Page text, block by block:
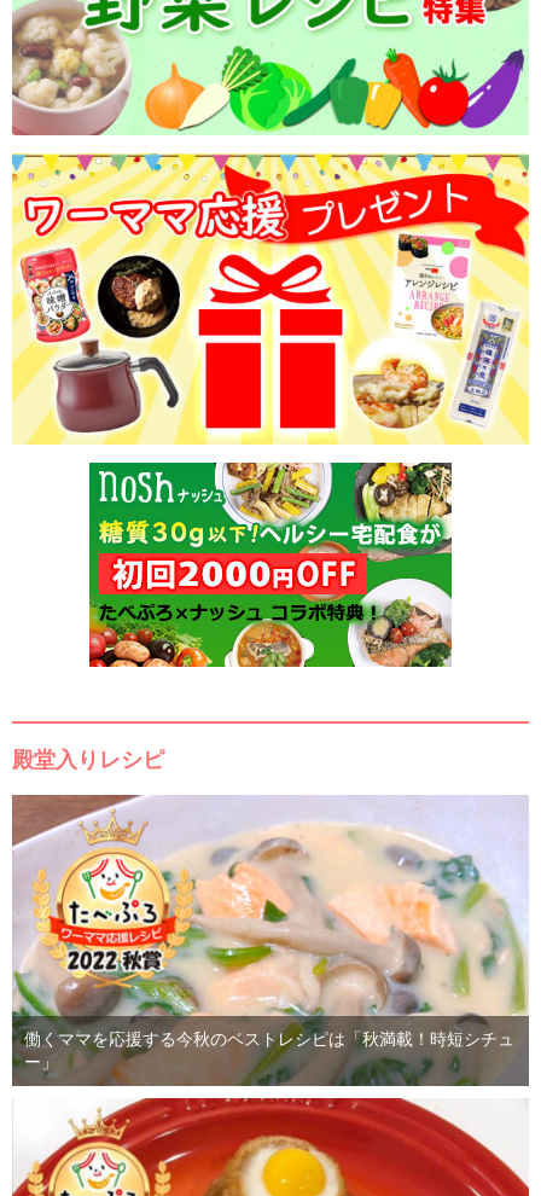
殿堂入りレシピ
働くママを応援する今秋のベストレシピは「秋満載！時短シチュ
ー」